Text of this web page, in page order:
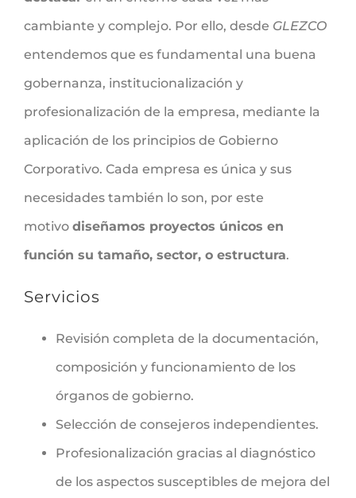
cambiante y complejo. Por ello, desde GLEZCO
entendemos que es fundamental una buena
gobernanza, institucionalización y
profesionalización de la empresa, mediante la
aplicación de los principios de Gobierno
Corporativo. Cada empresa es única y sus
necesidades también lo son, por este
motivo diseñamos proyectos únicos en
función su tamaño, sector, o estructura.
Servicios
Revisión completa de la documentación,
composición y funcionamiento de los
órganos de gobierno.
Selección de consejeros independientes.
Profesionalización gracias al diagnóstico
de los aspectos susceptibles de mejora del